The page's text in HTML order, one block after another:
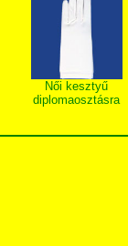
Női kesztyű
diplomaosztásra